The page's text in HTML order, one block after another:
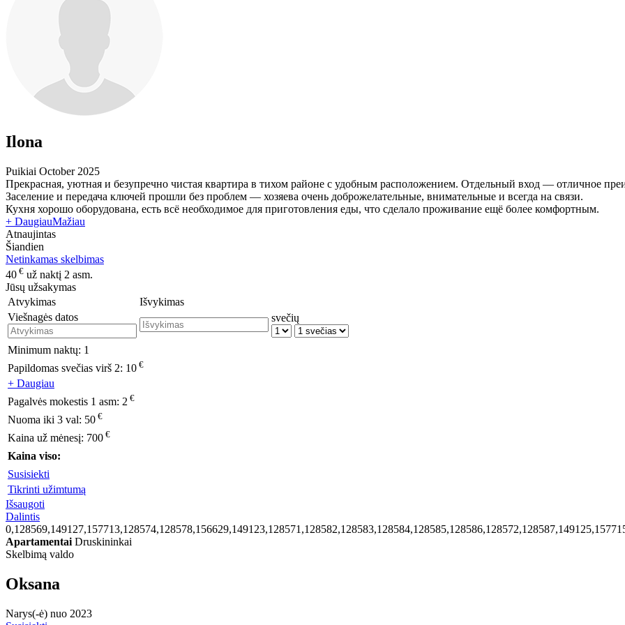
Ilona
Puikiai October 2025
Прекрасная, уютная и безупречно чистая квартира в тихом районе с удобным расположением. Отдельный вход — отличное
Заселение и передача ключей прошли без проблем — хозяева очень доброжелательные, внимательные и всегда на связи.
Кухня хорошо оборудована, есть всё необходимое для приготовления еды, что сделало проживание ещё более комфортным.
+ DaugiauMažiau
Atnaujintas
Šiandien
Netinkamas skelbimas
40 € už naktį 2 asm.
Jūsų užsakymas
Atvykimas
Išvykimas
Viešnagės datos
svečių
Minimum naktų: 1
Papildomas svečias virš 2: 10 €
+ Daugiau
Pagalvės mokestis 1 asm: 2 €
Nuoma iki 3 val: 50 €
Kaina už mėnesį: 700 €
Kaina viso:
Susisiekti
Tikrinti užimtumą
Išsaugoti
Dalintis
Apartamentai Druskininkai
Skelbimą valdo
Oksana
Narys(-ė) nuo 2023